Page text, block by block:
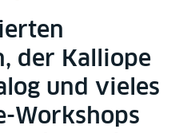
der Kalliope
und vieles
Workshops